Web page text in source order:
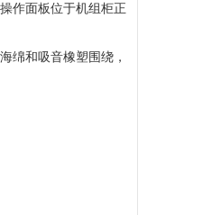
作面板位于机组柜正
绵和吸音橡塑围绕，